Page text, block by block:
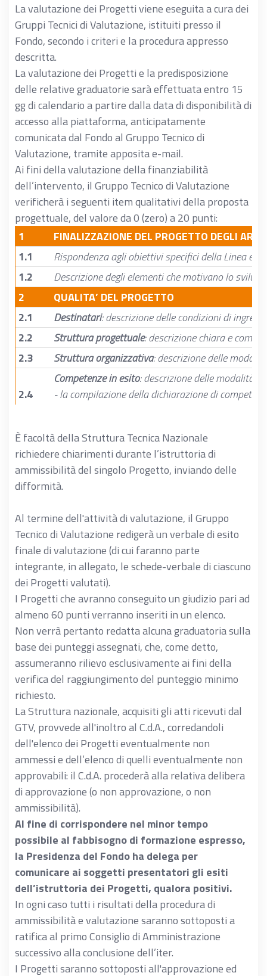
La valutazione dei Progetti viene eseguita a cura dei
Gruppi Tecnici di Valutazione, istituiti presso il
Fondo, secondo i criteri e la procedura appresso
descritta.
La valutazione dei Progetti e la predisposizione
delle relative graduatorie sarà effettuata entro 15
gg di calendario a partire dalla data di disponibilità di
accesso alla piattaforma, anticipatamente
comunicata dal Fondo al Gruppo Tecnico di
Valutazione, tramite apposita e-mail.
Ai fini della valutazione della finanziabilità
dell’intervento, il Gruppo Tecnico di Valutazione
verificherà i seguenti item qualitativi della proposta
progettuale, del valore da 0 (zero) a 20 punti:
1
FINALIZZAZIONE DEL PROGETTO DEGLI
1.1
Rispondenza agli obiettivi specifici della Linea
1.2
Descrizione degli elementi che motivano lo
2
QUALITA’ DEL PROGETTO
2.1
Destinatari: descrizione delle condizioni di
2.2
Struttura progettuale: descrizione chiara e
2.3
Struttura organizzativa: descrizione delle
2.4
Competenze in esito: descrizione delle modalità
- la compilazione della dichiarazione di
È facoltà della Struttura Tecnica Nazionale
richiedere chiarimenti durante l’istruttoria di
ammissibilità del singolo Progetto, inviando delle
difformità.
Al termine dell'attività di valutazione, il Gruppo
Tecnico di Valutazione redigerà un verbale di esito
finale di valutazione (di cui faranno parte
integrante, in allegato, le schede-verbale di ciascuno
dei Progetti valutati).
I Progetti che avranno conseguito un giudizio pari ad
almeno 60 punti verranno inseriti in un elenco.
Non verrà pertanto redatta alcuna graduatoria sulla
base dei punteggi assegnati, che, come detto,
assumeranno rilievo esclusivamente ai fini della
verifica del raggiungimento del punteggio minimo
richiesto.
La Struttura nazionale, acquisiti gli atti ricevuti dal
GTV, provvede all'inoltro al C.d.A., corredandoli
dell'elenco dei Progetti eventualmente non
ammessi e dell’elenco di quelli eventualmente non
approvabili: il C.d.A. procederà alla relativa delibera
di approvazione (o non approvazione, o non
ammissibilità).
Al fine di corrispondere nel minor tempo
possibile al fabbisogno di formazione espresso,
la Presidenza del Fondo ha delega per
comunicare ai soggetti presentatori gli esiti
dell’istruttoria dei Progetti, qualora positivi.
In ogni caso tutti i risultati della procedura di
ammissibilità e valutazione saranno sottoposti a
ratifica al primo Consiglio di Amministrazione
successivo alla conclusione dell’iter.
I Progetti saranno sottoposti all'approvazione ed